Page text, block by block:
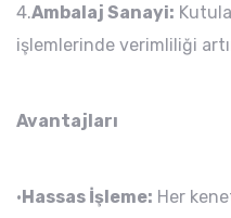
4.Ambalaj Sanayi:
işlemlerinde verimliliği
Avantajları
•Hassas İşleme: Her